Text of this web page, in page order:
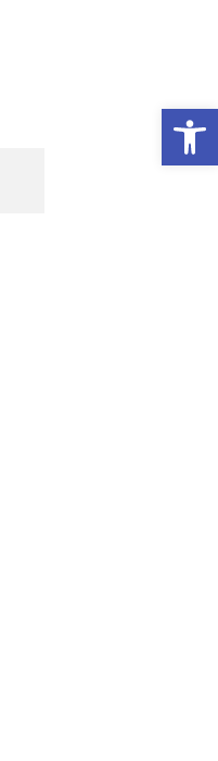
פתח סרגל נגישות